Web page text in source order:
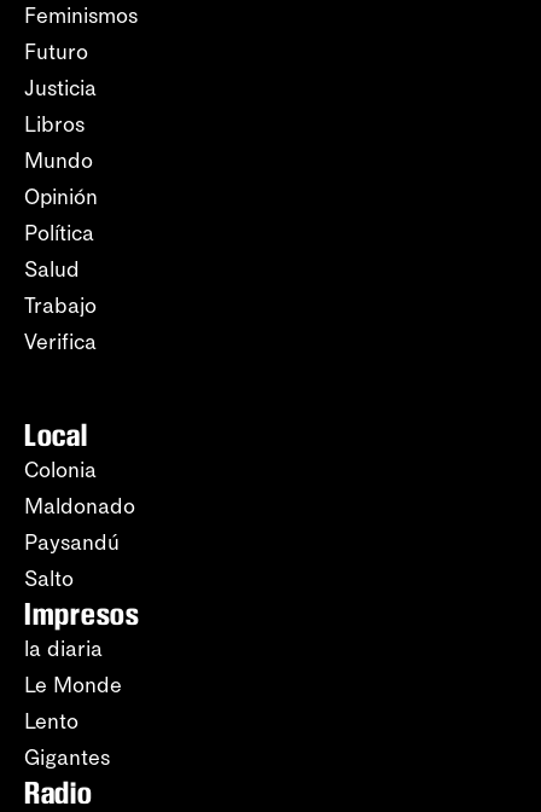
Feminismos
Futuro
Justicia
Libros
Mundo
Opinión
Política
Salud
Trabajo
Verifica
Local
Colonia
Maldonado
Paysandú
Salto
Impresos
la diaria
Le Monde
Lento
Gigantes
Radio